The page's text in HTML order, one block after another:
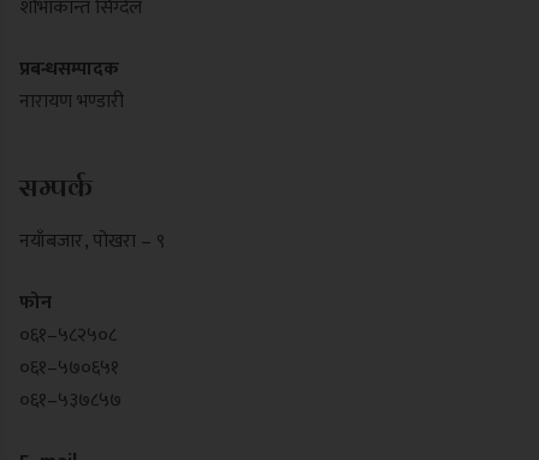
शोभाकान्त सिग्देल
प्रबन्धसम्पादक
नारायण भण्डारी
सम्पर्क
नयाँबजार , पोखरा – ९
फोन
०६१–५८२५०८
०६१–५७०६५१
०६१–५३७८५७